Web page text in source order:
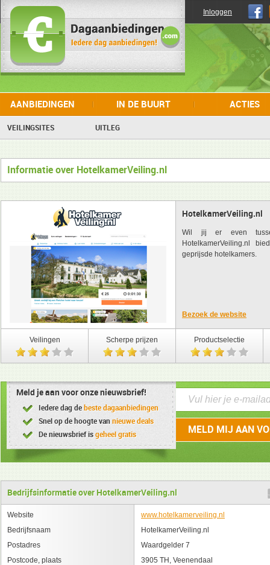
Inloggen
AANBIEDINGEN IN DE BUURT ACTIES
VEILINGSITES UITLEG
Informatie over HotelkamerVeiling.nl
HotelkamerVeiling.nl
Wil jij er even
HotelkamerVeiling.nl
geprijsde hotelkamers.
Bezoek de website
Veilingen Scherpe prijzen Productselectie
Meld je aan voor onze nieuwsbrief!
Iedere dag de beste dagaanbiedingen
Snel op de hoogte van nieuwe deals
De nieuwsbrief is geheel gratis
Bedrijfsinformatie over HotelkamerVeiling.nl
Website
www.hotelkamerveiling.nl
Bedrijfsnaam
HotelkamerVeiling.nl
Postadres
Waardgelder 7
Postcode, plaats
3905 TH, Veenendaal